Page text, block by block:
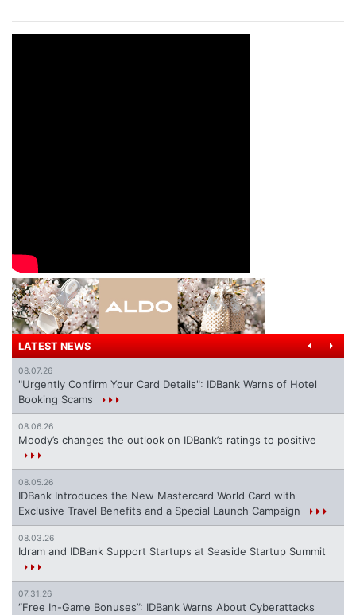
LATEST NEWS
08.07.26
"Urgently Confirm Your Card Details": IDBank Warns of Hotel
Booking Scams
08.06.26
Moody’s changes the outlook on IDBank’s ratings to positive
08.05.26
IDBank Introduces the New Mastercard World Card with
Exclusive Travel Benefits and a Special Launch Campaign
08.03.26
Idram and IDBank Support Startups at Seaside Startup Summit
07.31.26
“Free In-Game Bonuses”: IDBank Warns About Cyberattacks